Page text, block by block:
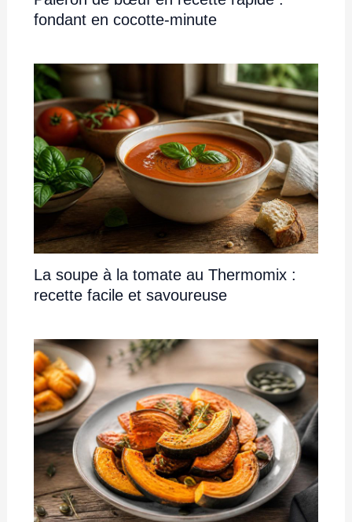
fondant en cocotte-minute
La soupe à la tomate au Thermomix :
recette facile et savoureuse